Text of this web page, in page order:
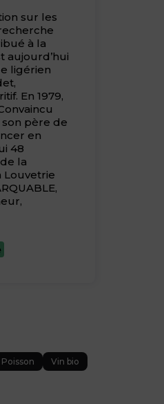
sur les
à la
aujourd’hui
ligérien
En 1979,
père de
en
48
la
Louvetrie
Poisson
Vin bio